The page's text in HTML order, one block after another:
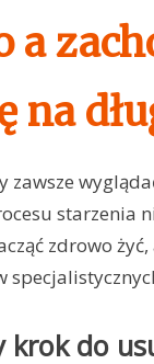
a
na
zawsze
starzenia
zdrowo
krok do